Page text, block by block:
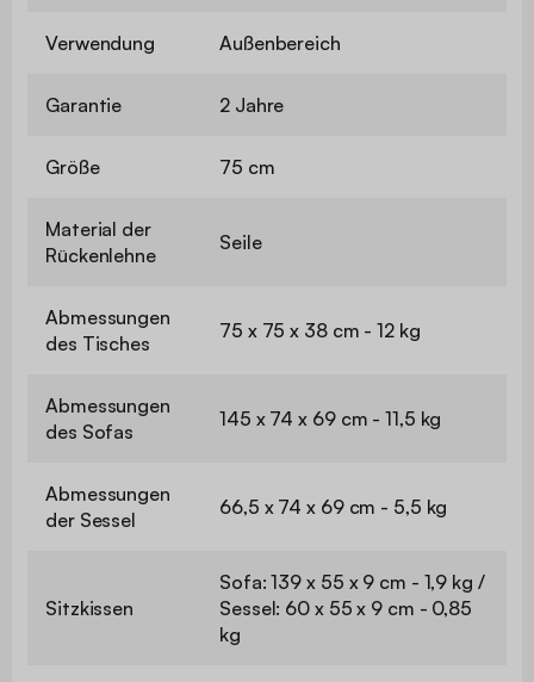
Verwendung Außenbereich
Garantie 2 Jahre
Größe 75 cm
Material der
Rückenlehne
Seile
Abmessungen
des Tisches
75 x 75 x 38 cm - 12 kg
Abmessungen
des Sofas
145 x 74 x 69 cm - 11,5 kg
Abmessungen
der Sessel
66,5 x 74 x 69 cm - 5,5 kg
Sitzkissen
Sofa: 139 x 55 x 9 cm - 1,9 kg /
Sessel: 60 x 55 x 9 cm - 0,85
kg